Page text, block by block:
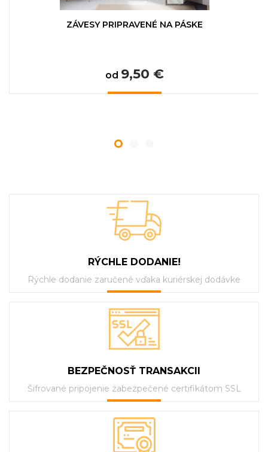
ZÁVESY PRIPRAVENÉ NA PÁSKE
od 9,50 €
RÝCHLE DODANIE!
Rýchle dodanie zaručené vďaka kuriérskej dodávke
BEZPEČNOSŤ TRANSAKCII
Šifrované pripojenie zabezpečené certifikátom SSL